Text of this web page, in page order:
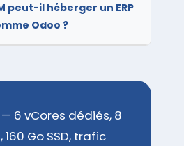
peut-il héberger un ERP
Odoo ?
— 6 vCores dédiés, 8
160 Go SSD, trafic